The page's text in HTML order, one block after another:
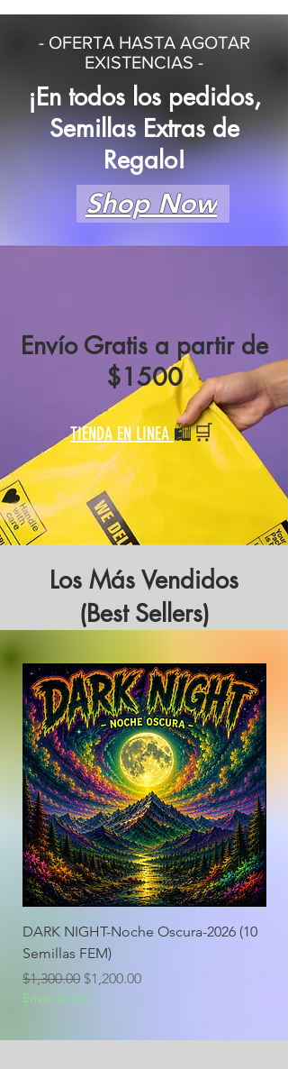
- OFERTA HASTA AGOTAR
EXISTENCIAS -
¡En todos los pedidos,
Semillas Extras de
Regalo!
Shop Now
Envío Gratis a partir de
$1500
TIENDA EN LINEA 🛍️🛒
Los Más Vendidos
(Best Sellers)
DARK NIGHT-Noche Oscura-2026 (10
Semillas FEM)
Precio
$1,300.00 Precio de oferta
$1,200.00
Envio Gratis